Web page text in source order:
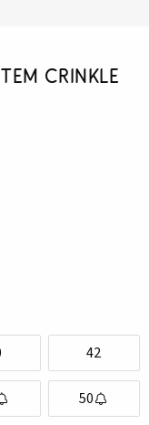
Crinkle
42
50